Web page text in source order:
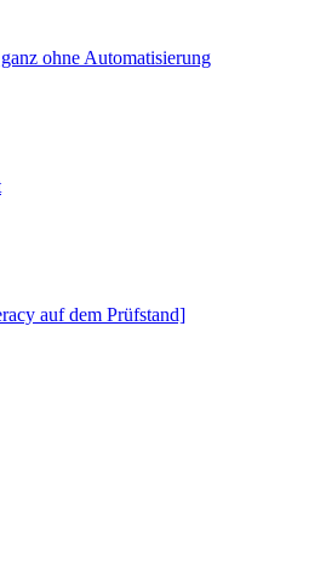
ohne Automatisierung
auf dem Prüfstand]